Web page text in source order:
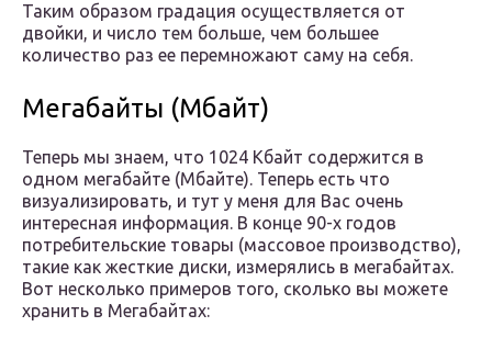
Таким образом градация осуществляется от
двойки, и число тем больше, чем большее
количество раз ее перемножают саму на себя.
Мегабайты (Мбайт)
Теперь мы знаем, что 1024 Кбайт содержится в
одном мегабайте (Мбайте). Теперь есть что
визуализировать, и тут у меня для Вас очень
интересная информация. В конце 90-х годов
потребительские товары (массовое производство),
такие как жесткие диски, измерялись в мегабайтах.
Вот несколько примеров того, сколько вы можете
хранить в Мегабайтах: